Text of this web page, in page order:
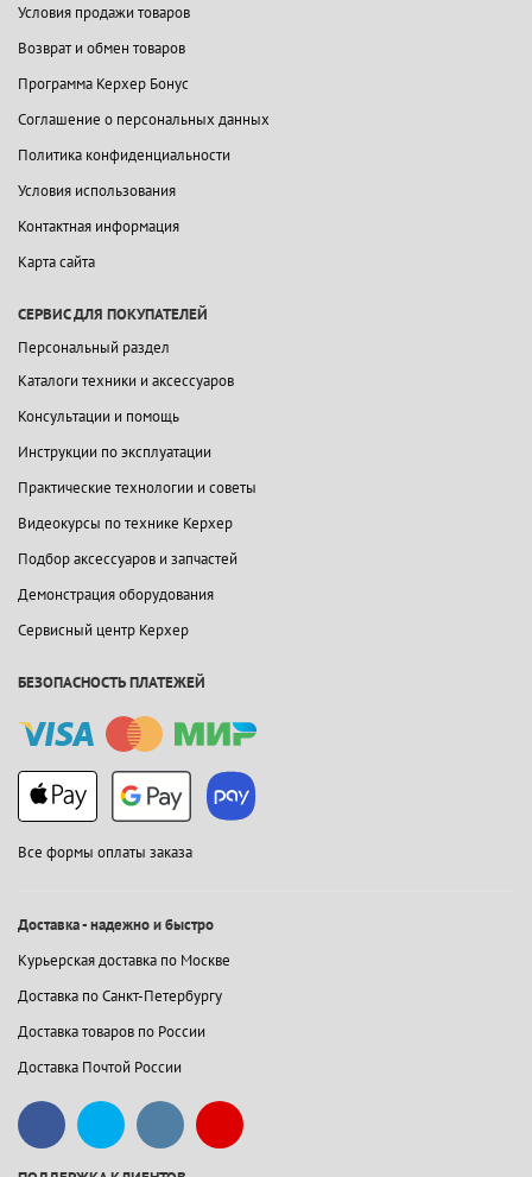
Условия продажи товаров
Возврат и обмен товаров
Программа Керхер Бонус
Соглашение о персональных данных
Политика конфиденциальности
Условия использования
Контактная информация
Карта сайта
СЕРВИС ДЛЯ ПОКУПАТЕЛЕЙ
Персональный раздел
Каталоги техники и аксессуаров
Консультации и помощь
Инструкции по эксплуатации
Практические технологии и советы
Видеокурсы по технике Керхер
Подбор аксессуаров и запчастей
Демонстрация оборудования
Сервисный центр Керхер
БЕЗОПАСНОСТЬ ПЛАТЕЖЕЙ
Все формы оплаты заказа
Доставка - надежно и быстро
Курьерская доставка по Москве
Доставка по Санкт-Петербургу
Доставка товаров по России
Доставка Почтой России